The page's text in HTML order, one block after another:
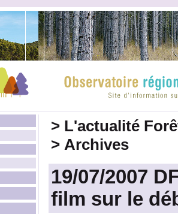
> L'actualité
> Archives
19/07/2007
film sur le